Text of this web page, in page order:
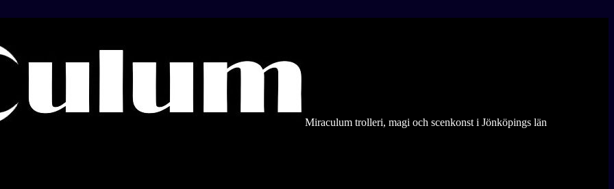
Miraculum trolleri, magi och scenkonst i Jönköpings län